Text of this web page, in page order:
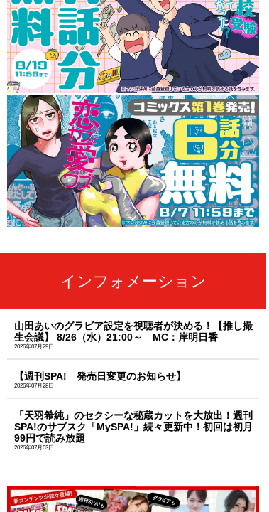
インフォメーション
山田あいのグラビア設定を視聴者が決める！【推し撮
生会議】 8/26（水）21:00～ MC：岸明日香
2026年07月29日
【週刊SPA! 発売日変更のお知らせ】
2026年07月28日
「天羽希純」のセクシーな秘蔵カットを大放出！週刊
SPA!のサブスク「MySPA!」続々更新中！初回は初月
99円で読み放題
2026年07月03日